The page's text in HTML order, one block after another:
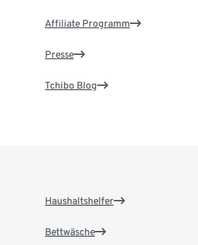
Affiliate Programm
Presse
Tchibo Blog
Haushaltshelfer
Bettwäsche